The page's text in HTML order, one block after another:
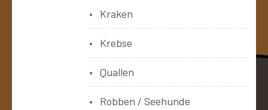
Kraken
Krebse
Quallen
Robben / Seehunde